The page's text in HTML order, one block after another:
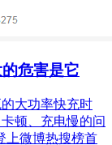
危害是它
大功率快充时
顿、充电慢的问
上微博热搜榜首